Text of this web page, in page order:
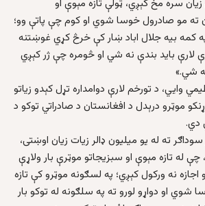
زیان سره مخ کېږي، ټولې تازه مېوې او
مو صادرول خوسا شوي او کوم چې پاتې وو؛
کمه بیه جلال اباد ښار کې خرڅ کړي غوښتنه
لارې باید بندې نه شي او څومره چې ژر کېږي
شي.»
وایي، د تورخم لارې دوامداره تړل کېدو زیاتو
موټرو درېدل د افغانستان د صادراتي توکو د
دي.
ته له یو میلیون ډالر زیات زیان اوښتی،
له تازه مېوې او سبزیجاتو موټرې بار ولاړې
اجازه نه ورکول کېږي؛ په لسګونه موټرو کې تازه
او دواړو لورو ته په سلګونه له توکو بار